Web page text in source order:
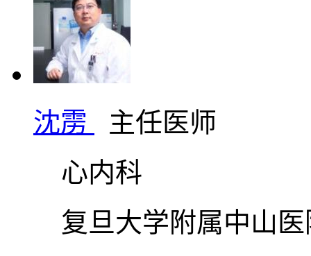
沈雳
主任医师
心内科
复旦大学附属中山医